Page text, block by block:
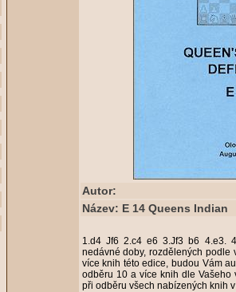
Autor:
Název: E 14 Queens Indian
1.d4 Jf6 2.c4 e6 3.Jf3 b6 4.e3.
nedávné doby, rozdělených podle
více knih této edice, budou Vám
odběru 10 a více knih dle
při odběru všech nabízených knih